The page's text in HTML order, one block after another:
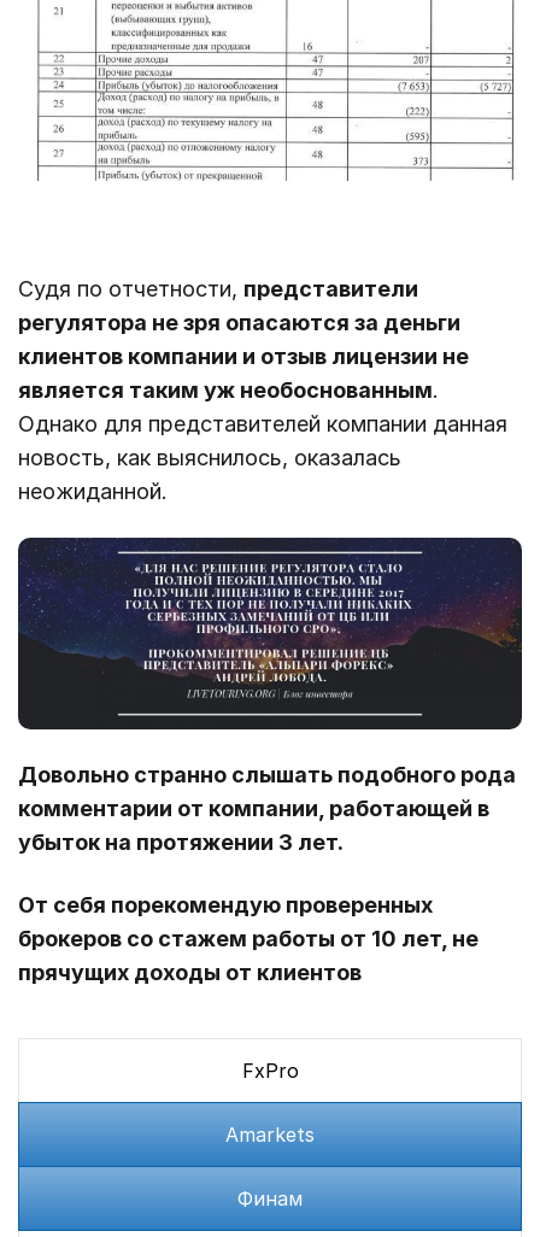
Судя по отчетности, представители
регулятора не зря опасаются за деньги
клиентов компании и отзыв лицензии не
является таким уж необоснованным.
Однако для представителей компании данная
новость, как выяснилось, оказалась
неожиданной.
Довольно странно слышать подобного рода
комментарии от компании, работающей в
убыток на протяжении 3 лет.
От себя порекомендую проверенных
брокеров со стажем работы от 10 лет, не
прячущих доходы от клиентов
FxPro
Amarkets
Финам